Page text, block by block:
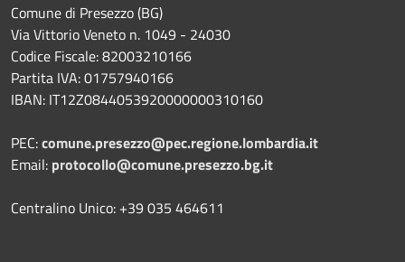
Comune di Presezzo (BG)
Via Vittorio Veneto n. 1049 - 24030
Codice Fiscale: 82003210166
Partita IVA: 01757940166
IBAN: IT12Z0844053920000000310160
PEC:comune.presezzo@pec.regione.lombardia.it
Email: protocollo@comune.presezzo.bg.it
Centralino Unico: +39 035 464611